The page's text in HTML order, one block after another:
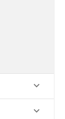
keyboard_arrow_down
keyboard_arrow_down